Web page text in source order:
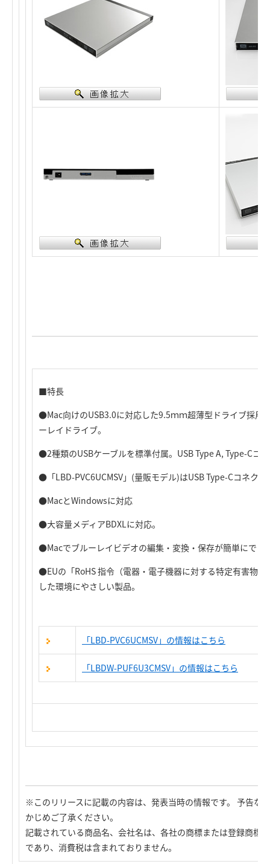
■特長
●Mac向けのUSB3.0に対応した9.5ｍｍ超薄型ドライブ採用
ーレイドライブ。
●2種類のUSBケーブルを標準付属。USB Type A, Type-Cコ
●「LBD-PVC6UCMSV」(量販モデル)はUSB Type-Cコネクタ
●MacとWindowsに対応
●大容量メディアBDXLに対応。
●Macでブルーレイビデオの編集・変換・保存が簡単にでき
●EUの「RoHS 指令（電器・電子機器に対する特定有害物
した環境にやさしい製品。
「LBD-PVC6UCMSV」の情報はこちら
「LBDW-PUF6U3CMSV」の情報はこちら
※このリリースに記載の内容は、発表当時の情報です。 予告な
かじめご了承ください。
記載されている商品名、会社名は、各社の商標または登録商標
であり、消費税は含まれておりません。